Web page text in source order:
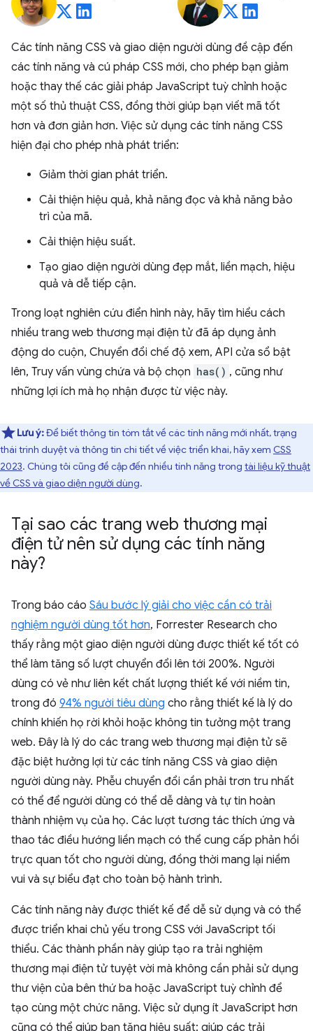
Các tính năng CSS và giao diện người dùng đề cập đến
các tính năng và cú pháp CSS mới, cho phép bạn giảm
hoặc thay thế các giải pháp JavaScript tuỳ chỉnh hoặc
một số thủ thuật CSS, đồng thời giúp bạn viết mã tốt
hơn và đơn giản hơn. Việc sử dụng các tính năng CSS
hiện đại cho phép nhà phát triển:
Giảm thời gian phát triển.
Cải thiện hiệu quả, khả năng đọc và khả năng bảo
trì của mã.
Cải thiện hiệu suất.
Tạo giao diện người dùng đẹp mắt, liền mạch, hiệu
quả và dễ tiếp cận.
Trong loạt nghiên cứu điển hình này, hãy tìm hiểu cách
nhiều trang web thương mại điện tử đã áp dụng ảnh
động do cuộn, Chuyển đổi chế độ xem, API cửa sổ bật
lên, Truy vấn vùng chứa và bộ chọn has() , cũng như
những lợi ích mà họ nhận được từ việc này.
Lưu ý:Để biết thông tin tóm tắt về các tính năng mới nhất, trạng
thái trình duyệt và thông tin chi tiết về việc triển khai, hãy xem CSS
2023. Chúng tôi cũng đề cập đến nhiều tính năng trong tài liệu kỹ thuật
về CSS và giao diện người dùng.
Tại sao các trang web thương mại
điện tử nên sử dụng các tính năng
này?
Trong báo cáo Sáu bước lý giải cho việc cần có trải
nghiệm người dùng tốt hơn, Forrester Research cho
thấy rằng một giao diện người dùng được thiết kế tốt có
thể làm tăng số lượt chuyển đổi lên tới 200%. Người
dùng có vẻ như liên kết chất lượng thiết kế với niềm tin,
trong đó 94% người tiêu dùng cho rằng thiết kế là lý do
chính khiến họ rời khỏi hoặc không tin tưởng một trang
web. Đây là lý do các trang web thương mại điện tử sẽ
đặc biệt hưởng lợi từ các tính năng CSS và giao diện
người dùng này. Phễu chuyển đổi cần phải trơn tru nhất
có thể để người dùng có thể dễ dàng và tự tin hoàn
thành nhiệm vụ của họ. Các lượt tương tác thích ứng và
thao tác điều hướng liền mạch có thể cung cấp phản hồi
trực quan tốt cho người dùng, đồng thời mang lại niềm
vui và sự biểu đạt cho toàn bộ hành trình.
Các tính năng này được thiết kế để dễ sử dụng và có thể
được triển khai chủ yếu trong CSS với JavaScript tối
thiểu. Các thành phần này giúp tạo ra trải nghiệm
thương mại điện tử tuyệt vời mà không cần phải sử dụng
thư viện của bên thứ ba hoặc JavaScript tuỳ chỉnh để
tạo cùng một chức năng. Việc sử dụng ít JavaScript hơn
cũng có thể giúp bạn tăng hiệu suất: giúp các trải